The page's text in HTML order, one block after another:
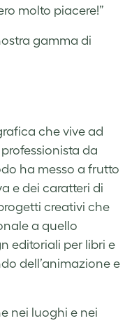
molto piacere!”
gamma di
che vive ad
da
ha messo a frutto
e dei caratteri di
creativi che
a quello
editoriali per libri e
dell’animazione e
nei luoghi e nei